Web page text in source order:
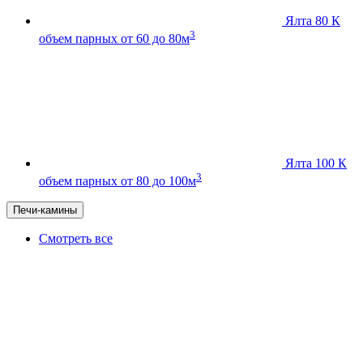
Ялта 80 К
объем парных от 60 до 80м3
Ялта 100 К
объем парных от 80 до 100м3
Печи-камины
Смотреть все